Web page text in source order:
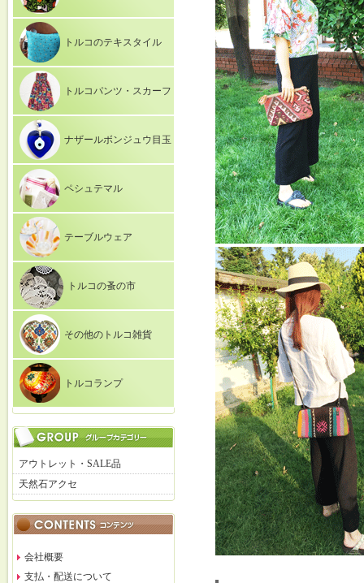
トルコのテキスタイル
トルコパンツ・スカーフ
ナザールボンジュウ目玉
ペシュテマル
テーブルウェア
トルコの蚤の市
その他のトルコ雑貨
トルコランプ
アウトレット・SALE品
天然石アクセ
会社概要
支払・配送について